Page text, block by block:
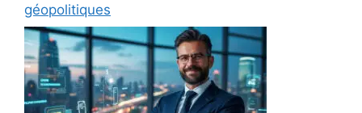
géopolitiques